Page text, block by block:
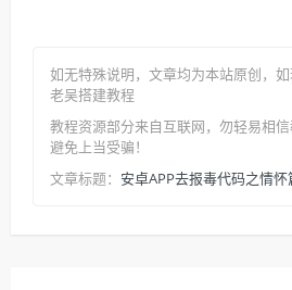
如无特殊说明，文章均为本站原创 ，
老吴搭建教程
教程资源部分来自互联网，勿轻易相
避免上当受骗！
文章标题： 安卓APP去报毒代码之情怀